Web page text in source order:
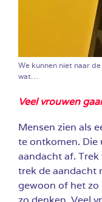
We kunnen niet naar
wat…
Veel vrouwen
Mensen zien als
te ontkomen. Die
aandacht af.
trek de aandacht
gewoon of het zo